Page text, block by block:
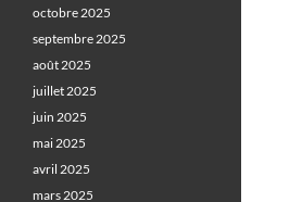
octobre 2025
septembre 2025
août 2025
juillet 2025
juin 2025
mai 2025
avril 2025
mars 2025